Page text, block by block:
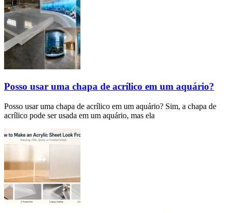
Posso usar uma chapa de acrílico em um aquário?
Posso usar uma chapa de acrílico em um aquário? Sim, a chapa de
acrílico pode ser usada em um aquário, mas ela